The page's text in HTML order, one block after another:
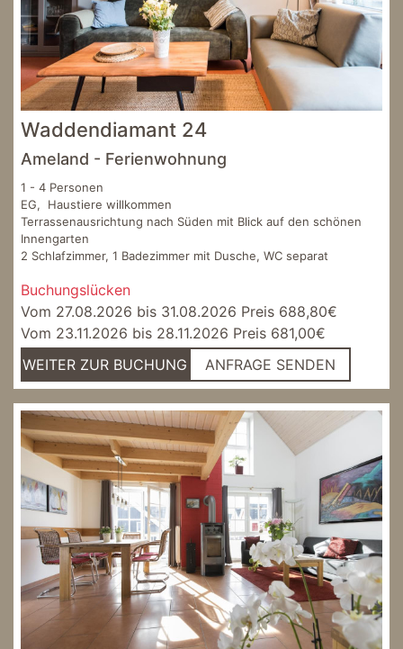
Waddendiamant 24
Ameland - Ferienwohnung
1 - 4 Personen
EG, Haustiere willkommen
Terrassenausrichtung nach Süden mit Blick auf den schönen
Innengarten
2 Schlafzimmer, 1 Badezimmer mit Dusche, WC separat
Buchungslücken
Vom 27.08.2026 bis 31.08.2026 Preis 688,80€
Vom 23.11.2026 bis 28.11.2026 Preis 681,00€
WEITER ZUR BUCHUNG
ANFRAGE SENDEN